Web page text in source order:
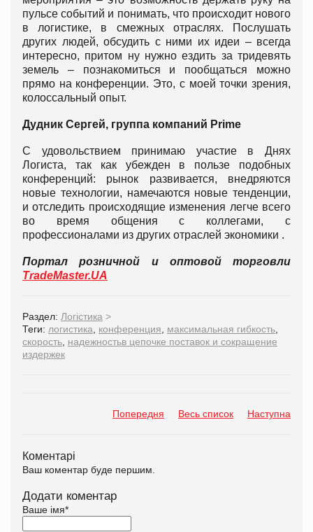
пульсе событий и понимать, что происходит нового
в логистике, в смежных отраслях. Послушать
других людей, обсудить с ними их идеи – всегда
интересно, притом ну нужно ездить за тридевять
земель – познакомиться и пообщаться можно
прямо на конференции. Это, с моей точки зрения,
колоссальный опыт.
Дудник Сергей, группа компаний Prime
С удовольствием принимаю участие в Днях
Логиста, так как убежден в пользе подобных
конференций: рынок развивается, внедряются
новые технологии, намечаются новые тенденции,
и отследить происходящие изменения легче всего
во время общения с коллегами, с
профессионалами из других отраслей экономики .
Портал розничной и оптовой торговли
TradeMaster.UA
Раздел: Логістика >
Теги: логистика, конференция, максимальная гибкость,
скорость, надежностьв цепочке поставок и сокращение
издержек
Попередня Весь список Наступна
Коментарі
Ваш коментар буде першим.
Додати коментар
Ваше імя*